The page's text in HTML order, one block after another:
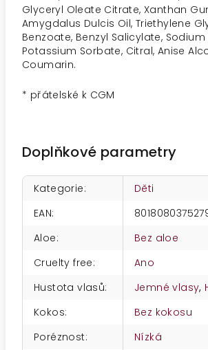
Glyceryl Oleate Citrate, Xanthan
Amygdalus Dulcis Oil, Triethylene
Benzoate, Benzyl Salicylate,
Potassium Sorbate, Citral, Anise
Coumarin.
* přátelské k CGM
Doplňkové parametry
Kategorie:
Děti
EAN:
Aloe:
Bez aloe
Cruelty free:
Ano
Hustota vlasů: Jemné vlasy,
Kokos:
Bez kokosu
Poréznost:
Nízká